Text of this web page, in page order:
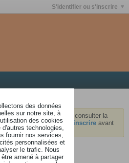
S'identifier ou s'inscrire
nous vous invitons à consulter la
. Vous devrez vous inscrire avant
des données
sur notre site, à
des cookies
technologies,
fournir nos services,
personnalisées et
le trafic. Nous
amené à partager